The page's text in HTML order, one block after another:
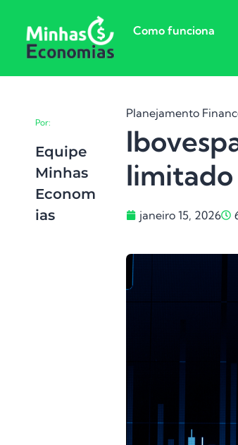
Como funciona
Por:
Equipe
Minhas
Econom
Ias
Planejamento
limitado
janeiro 15, 2026